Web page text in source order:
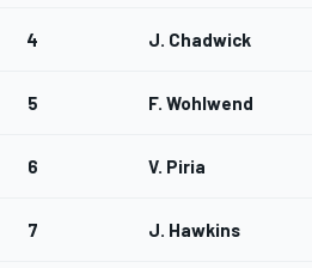
4 J. Chadwick
5 F. Wohlwend
6 V. Piria
7 J. Hawkins